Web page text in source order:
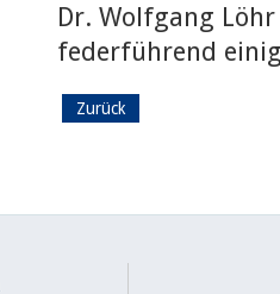
Dr. Wolfgang
federführend
Zurück